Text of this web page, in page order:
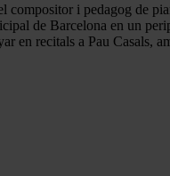
i pedagog de
de Barcelona en un
recitals a Pau Casals,